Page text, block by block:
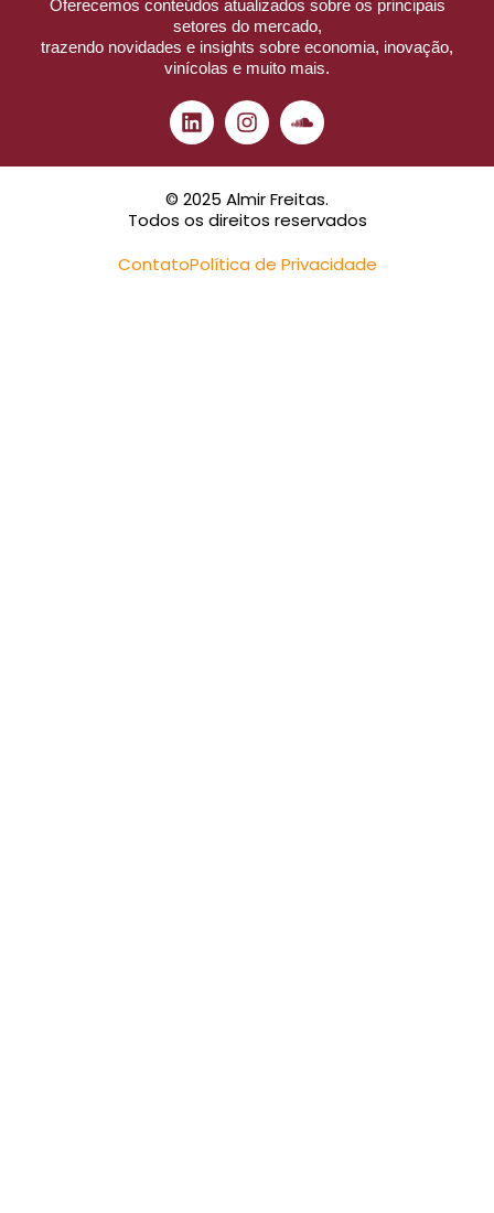
Oferecemos conteúdos atualizados sobre os principais
setores do mercado,
trazendo novidades e insights sobre economia, inovação,
vinícolas e muito mais.
© 2025 Almir Freitas.
Todos os direitos reservados
ContatoPolítica de Privacidade